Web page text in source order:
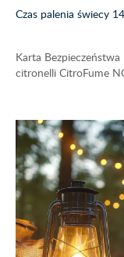
Czas palenia świecy
Karta
citronelli CitroFume